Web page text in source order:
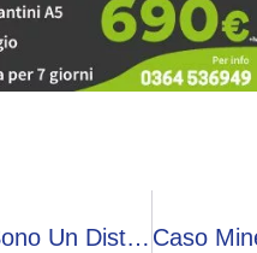
Neurologi Sisc E Sin: “Le Cefalee Non Sono Un Disturbo Banale”, Campagna Su La Testa